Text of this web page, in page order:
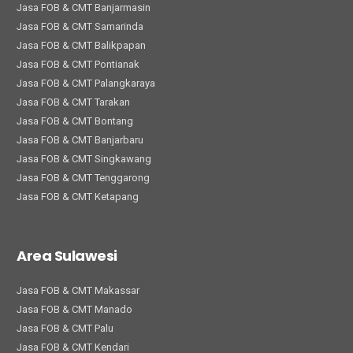
Jasa FOB & CMT Banjarmasin
Jasa FOB & CMT Samarinda
Jasa FOB & CMT Balikpapan
Jasa FOB & CMT Pontianak
Jasa FOB & CMT Palangkaraya
Jasa FOB & CMT Tarakan
Jasa FOB & CMT Bontang
Jasa FOB & CMT Banjarbaru
Jasa FOB & CMT Singkawang
Jasa FOB & CMT Tenggarong
Jasa FOB & CMT Ketapang
Area Sulawesi
Jasa FOB & CMT Makassar
Jasa FOB & CMT Manado
Jasa FOB & CMT Palu
Jasa FOB & CMT Kendari